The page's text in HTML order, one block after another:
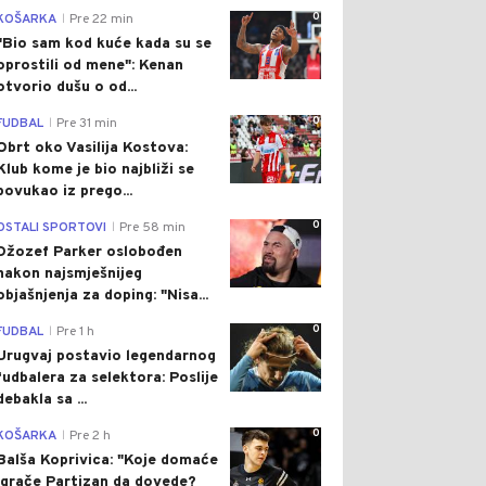
0
Pre 22 min
sam kod kuće kada su se
od mene": Kenan
dušu o od...
0
Pre 31 min
oko Vasilija Kostova:
kome je bio najbliži se
iz prego...
0
SPORTOVI Pre 58 min
Parker oslobođen
najsmješnijeg
za doping: "Nisa...
0
Pre 1 h
postavio legendarnog
za selektora: Poslije
sa ...
0
Pre 2 h
Koprivica: "Koje domaće
Partizan da dovede?